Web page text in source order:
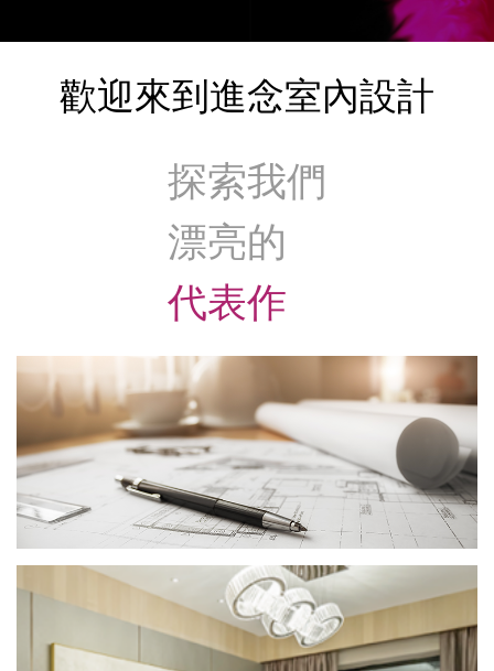
歡迎來到進念室內設計
探索我們
漂亮的
代表作